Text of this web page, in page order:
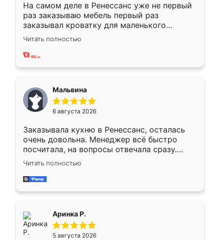
На самом деле в Ренессанс уже не первый
раз заказываю мебель первый раз
заказывал кроватку для маленького
ребёнка при его рождении ,во второй раз
заказал шкаф-купе. По качеству очень
хорошее сборка достаточно быстрая,
меньше, здесь же он более разнообразный.
Мне нравится ,если что-то потребуется из
мебели буду заказывать только здесь.
Читать полностью
Мальвина
6 августа 2026
Заказывала кухню в Ренессанс, осталась
очень довольна. Менеджер всё быстро
посчитала, на вопросы отвечала сразу.
Замерщик приехал в субботу, подошёл к
делу со всей ответственностью. Собрали
за день, ребята работали аккуратно, даже
Читать полностью
Аринка Р.
5 августа 2026